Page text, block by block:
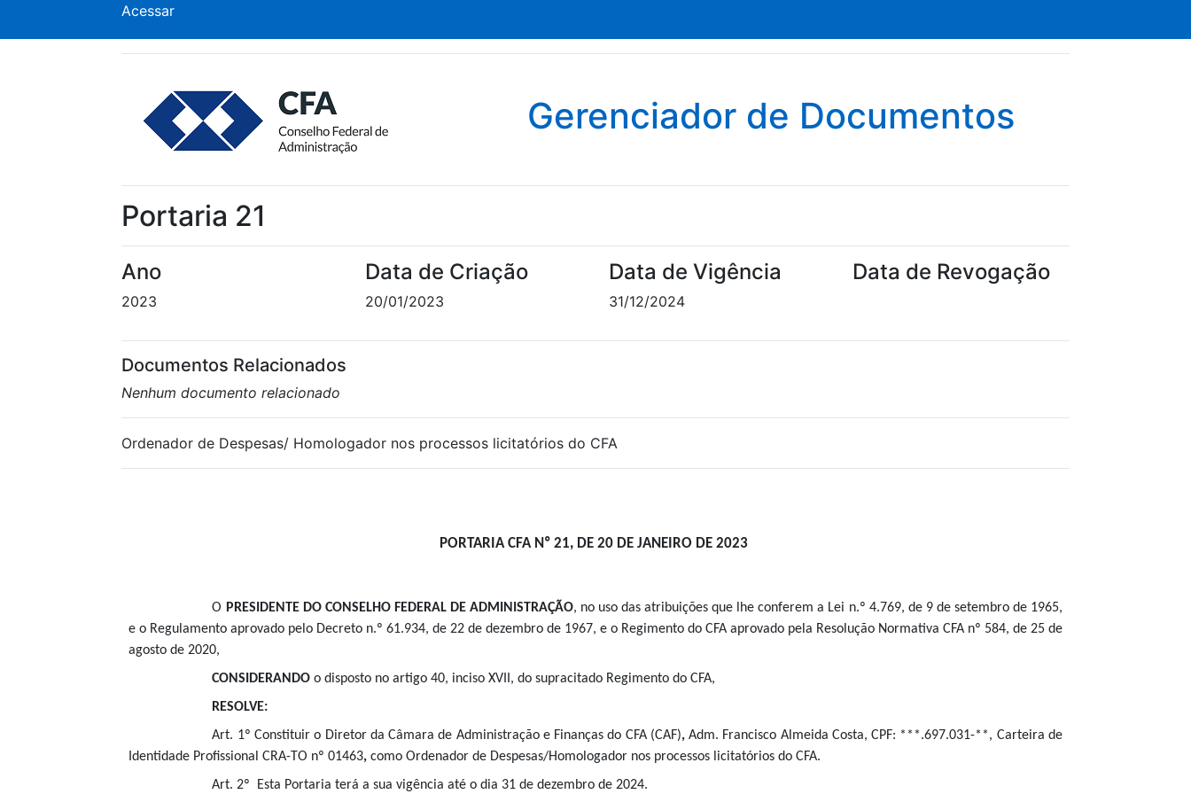
Acessar
Gerenciador de Documentos
Portaria 21
Ano
2023
Data de Criação
20/01/2023
Data de Vigência
31/12/2024
Data de Revogação
Documentos Relacionados
Nenhum documento relacionado
Ordenador de Despesas/ Homologador nos processos licitatórios do CFA
PORTARIA CFA Nº 21, DE 20 DE JANEIRO DE 2023
O PRESIDENTE DO CONSELHO FEDERAL DE ADMINISTRAÇÃO, no uso das atribuições que lhe conferem a Lei n.º 4.769, de 9 de setembro de 1965,
e o Regulamento aprovado pelo Decreto n.º 61.934, de 22 de dezembro de 1967, e o Regimento do CFA aprovado pela Resolução Normativa CFA nº 584, de 25 de
agosto de 2020,
CONSIDERANDO o disposto no artigo 40, inciso XVII, do supracitado Regimento do CFA,
RESOLVE:
Art. 1º Constituir o Diretor da Câmara de Administração e Finanças do CFA (CAF),Adm. Francisco Almeida Costa, CPF: ***.697.031-**, Carteira de
Identidade Profissional CRA-TO nº 01463, como Ordenador de Despesas/Homologador nos processos licitatórios do CFA.
Art. 2º Esta Portaria terá a sua vigência até o dia 31 de dezembro de 2024.